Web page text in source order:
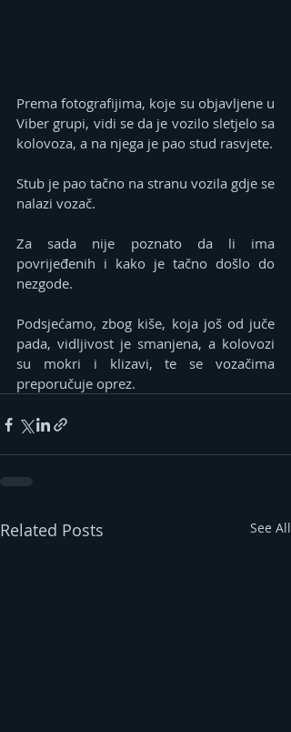
Prema fotografijima, koje su objavljene u
Viber grupi, vidi se da je vozilo sletjelo sa
kolovoza, a na njega je pao stud rasvjete.
Stub je pao tačno na stranu vozila gdje se
nalazi vozač.
Za sada nije poznato da li ima
povrijeđenih i kako je tačno došlo do
nezgode.
Podsjećamo, zbog kiše, koja još od juče
pada, vidljivost je smanjena, a kolovozi
su mokri i klizavi, te se vozačima
preporučuje oprez.
Related Posts See All